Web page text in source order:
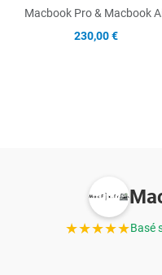
Macbook Pro & Macbook
230,00 €
★★★★★Basé